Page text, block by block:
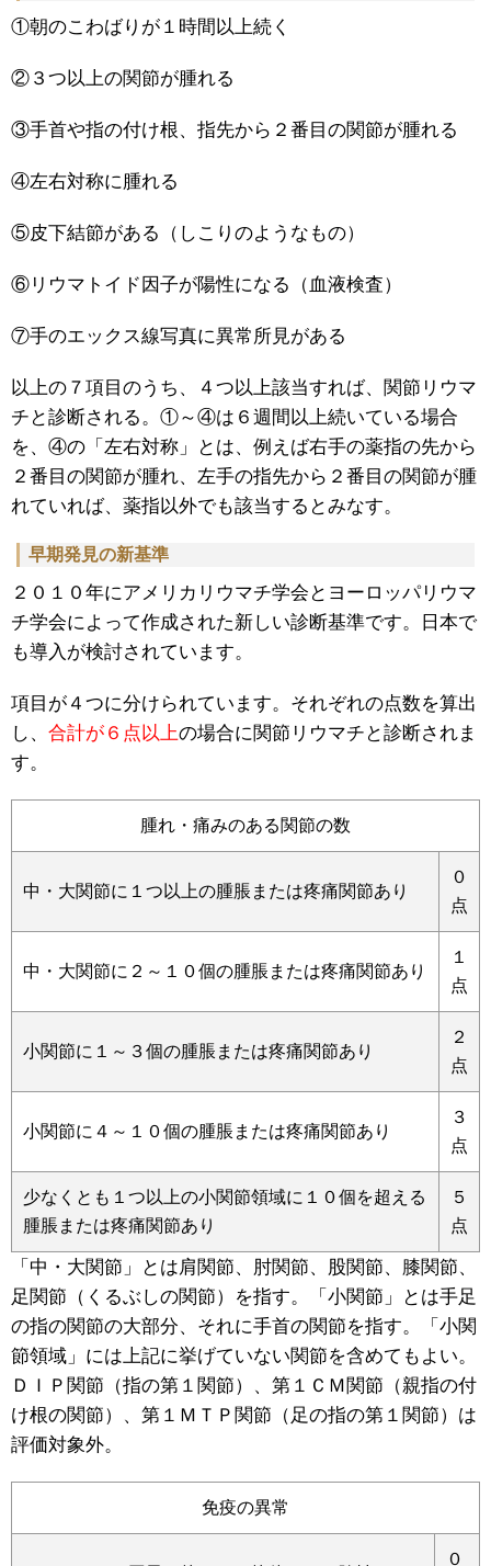
①朝のこわばりが１時間以上続く
②３つ以上の関節が腫れる
③手首や指の付け根、指先から２番目の関節が腫れる
④左右対称に腫れる
⑤皮下結節がある（しこりのようなもの）
⑥リウマトイド因子が陽性になる（血液検査）
⑦手のエックス線写真に異常所見がある
以上の７項目のうち、４つ以上該当すれば、関節リウマ
チと診断される。①～④は６週間以上続いている場合
を、④の「左右対称」とは、例えば右手の薬指の先から
２番目の関節が腫れ、左手の指先から２番目の関節が腫
れていれば、薬指以外でも該当するとみなす。
早期発見の新基準
２０１０年にアメリカリウマチ学会とヨーロッパリウマ
チ学会によって作成された新しい診断基準です。日本で
も導入が検討されています。
項目が４つに分けられています。それぞれの点数を算出
し、 合計が６点以上の場合に関節リウマチと診断されま
す。
腫れ・痛みのある関節の数
中・大関節に１つ以上の腫脹または疼痛関節あり
０
点
中・大関節に２～１０個の腫脹または疼痛関節あり
１
点
小関節に１～３個の腫脹または疼痛関節あり
２
点
小関節に４～１０個の腫脹または疼痛関節あり
３
点
少なくとも１つ以上の小関節領域に１０個を超える
腫脹または疼痛関節あり
５
点
「中・大関節」とは肩関節、肘関節、股関節、膝関節、
足関節（くるぶしの関節）を指す。「小関節」とは手足
の指の関節の大部分、それに手首の関節を指す。「小関
節領域」には上記に挙げていない関節を含めてもよい。
ＤＩＰ関節（指の第１関節）、第１ＣＭ関節（親指の付
け根の関節）、第１ＭＴＰ関節（足の指の第１関節）は
評価対象外。
免疫の異常
０